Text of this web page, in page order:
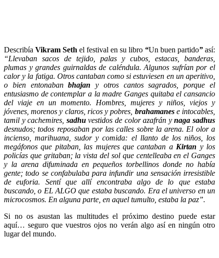
Describía Vikram Seth el festival en su libro “Un buen partido” así:
“Llevaban sacos de tejido, palas y cubos, estacas, banderas,
plumas y grandes guirnaldas de caléndula. Algunos sufrían por el
calor y la fatiga. Otros cantaban como si estuviesen en un aperitivo,
o bien entonabanbhajan y otros cantos sagrados, porque el
entusiasmo de contemplar a la madre Ganges quitaba el cansancio
del viaje en un momento. Hombres, mujeres y niños, viejos y
jóvenes, morenos y claros, ricos y pobres, brahamanese intocables,
tamil y cachemires, sadhuvestidos de color azafrán ynaga sadhus
desnudos; todos reposaban por las calles sobre la arena. El olor a
incienso, marihuana, sudor y comida: el llanto de los niños, los
megáfonos que pitaban, las mujeres que cantaban aKirtan y los
policías que gritaban; la vista del sol que centelleaba en el Ganges
y la arena difuminada en pequeños torbellinos donde no había
gente; todo se confabulaba para infundir una sensación irresistible
de euforia. Sentí que allí encontraba algo de lo que estaba
buscando, o EL ALGO que estaba buscando. Era el universo en un
microcosmos. En alguna parte, en aquel tumulto, estaba la paz”.
Si no os asustan las multitudes el próximo destino puede estar
aquí… seguro que vuestros ojos no verán algo así en ningún otro
lugar del mundo.